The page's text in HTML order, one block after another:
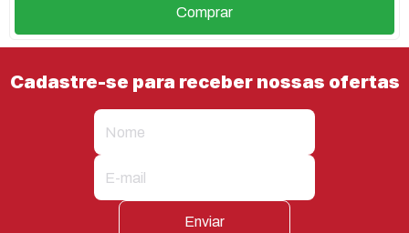
Comprar
Cadastre-se para receber nossas ofertas
Enviar